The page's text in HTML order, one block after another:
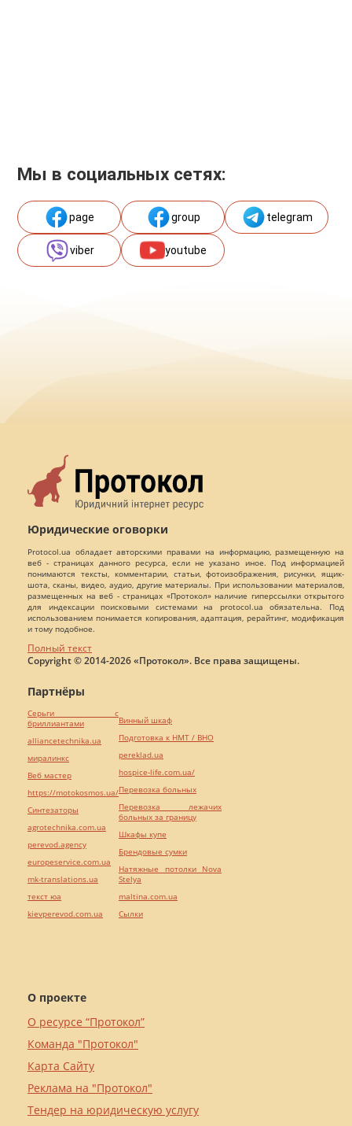
Мы в социальных сетях:
page group telegram
viber youtube
Юридические оговорки
Protocol.ua обладает авторскими правами на информацию, размещенную на
веб - страницах данного ресурса, если не указано иное. Под информацией
понимаются тексты, комментарии, статьи, фотоизображения, рисунки, ящик-
шота, сканы, видео, аудио, другие материалы. При использовании материалов,
размещенных на веб - страницах «Протокол» наличие гиперссылки открытого
для индексации поисковыми системами на protocol.ua обязательна. Под
использованием понимается копирования, адаптация, рерайтинг, модификация
и тому подобное.
Полный текст
Copyright © 2014-2026 «Протокол». Все права защищены.
О проекте
О ресурсе “Протокол”
Команда "Протокол"
Карта Сайту
Реклама на "Протокол"
Тендер на юридическую услугу
Партнёры
Серьги с
бриллиантами
alliancetechnika.ua
миралинкс
Веб мастер
https://motokosmos.ua/
Синтезаторы
agrotechnika.com.ua
perevod.agency
europeservice.com.ua
mk-translations.ua
текст юа
kievperevod.com.ua
Винный шкаф
Подготовка к НМТ / ВНО
pereklad.ua
hospice-life.com.ua/
Перевозка больных
Перевозка лежачих
больных за границу
Шкафы купе
Брендовые сумки
Натяжные потолки Nova
Stelya
maltina.com.ua
Cылки